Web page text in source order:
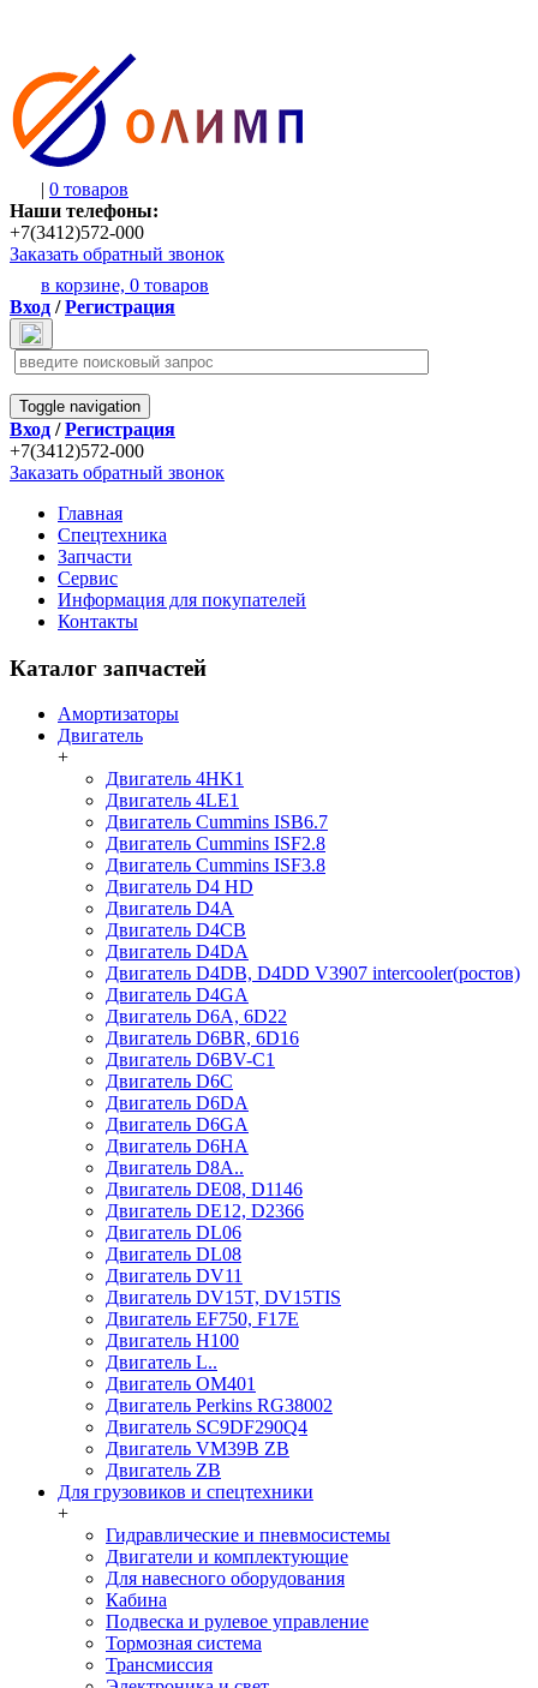
| 0 товаров
Наши телефоны:
+7(3412)572-000
Заказать обратный звонок
в корзине, 0 товаров
Вход /Регистрация
Toggle navigation
Вход /Регистрация
+7(3412)572-000
Заказать обратный звонок
Главная
Спецтехника
Запчасти
Сервис
Информация для покупателей
Контакты
Каталог запчастей
Амортизаторы
Двигатель
+
Двигатель 4HK1
Двигатель 4LE1
Двигатель Cummins ISB6.7
Двигатель Cummins ISF2.8
Двигатель Cummins ISF3.8
Двигатель D4 HD
Двигатель D4A
Двигатель D4CB
Двигатель D4DA
Двигатель D4DB, D4DD V3907 intercooler(ростов)
Двигатель D4GA
Двигатель D6A, 6D22
Двигатель D6BR, 6D16
Двигатель D6BV-C1
Двигатель D6C
Двигатель D6DA
Двигатель D6GA
Двигатель D6HA
Двигатель D8A..
Двигатель DE08, D1146
Двигатель DE12, D2366
Двигатель DL06
Двигатель DL08
Двигатель DV11
Двигатель DV15T, DV15TIS
Двигатель EF750, F17E
Двигатель H100
Двигатель L..
Двигатель OM401
Двигатель Perkins RG38002
Двигатель SC9DF290Q4
Двигатель VM39B ZB
Двигатель ZB
Для грузовиков и спецтехники
+
Гидравлические и пневмосистемы
Двигатели и комплектующие
Для навесного оборудования
Кабина
Подвеска и рулевое управление
Тормозная система
Трансмиссия